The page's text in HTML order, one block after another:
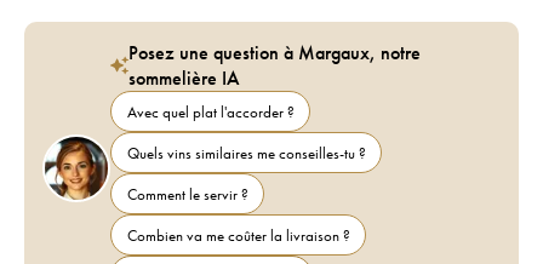
Posez une question à Margaux, notre
sommelière IA
Avec quel plat l'accorder ?
Quels vins similaires me conseilles-tu ?
Comment le servir ?
Combien va me coûter la livraison ?